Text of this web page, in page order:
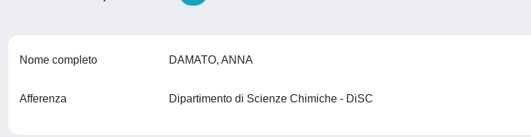
Nome completo DAMATO, ANNA
Afferenza Dipartimento di Scienze Chimiche - DiSC